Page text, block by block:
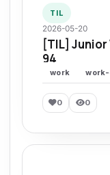
TIL
2026-05-20
[TIL]
94
work
0 0